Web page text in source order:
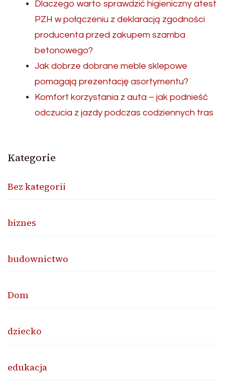
Dlaczego warto sprawdzić higieniczny atest
PZH w połączeniu z deklaracją zgodności
producenta przed zakupem szamba
betonowego?
Jak dobrze dobrane meble sklepowe
pomagają prezentację asortymentu?
Komfort korzystania z auta – jak podnieść
odczucia z jazdy podczas codziennych tras
Kategorie
Bez kategorii
biznes
budownictwo
Dom
dziecko
edukacja